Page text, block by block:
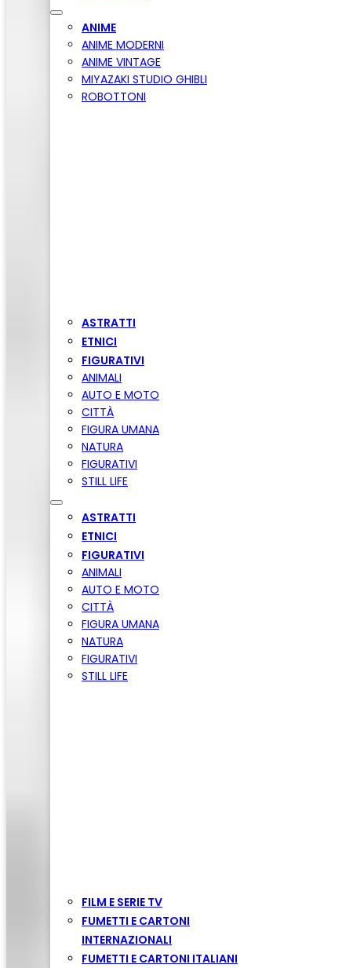
ANIME
ANIME MODERNI
ANIME VINTAGE
MIYAZAKI STUDIO GHIBLI
ROBOTTONI
ASTRATTI
ETNICI
FIGURATIVI
ANIMALI
AUTO E MOTO
CITTÀ
FIGURA UMANA
NATURA
FIGURATIVI
STILL LIFE
ASTRATTI
ETNICI
FIGURATIVI
ANIMALI
AUTO E MOTO
CITTÀ
FIGURA UMANA
NATURA
FIGURATIVI
STILL LIFE
FILM E SERIE TV
FUMETTI E CARTONI
INTERNAZIONALI
FUMETTI E CARTONI ITALIANI